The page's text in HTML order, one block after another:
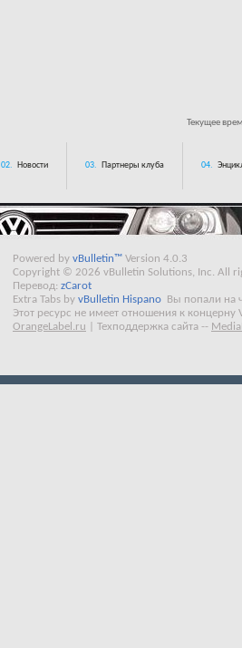
Текущее
02. Новости 03. Партнеры клуба 04.
Powered by vBulletin™ Version 4.0.3
Copyright © 2026 vBulletin Solutions, Inc. All
Перевод: zCarot
Extra Tabs by vBulletin Hispano
Вы попали на
Этот ресурс не имеет отношения к концерну
OrangeLabel.ru
Техподдержка сайта --